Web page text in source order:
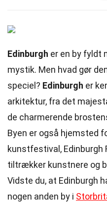
Edinburgh er en by fyldt
mystik. Men hvad gør
speciel? Edinburgh er
arkitektur, fra det
de charmerende
Byen er også hjemsted
kunstfestival, Edinburgh
tiltrækker kunstnere og
Vidste du, at Edinburgh
nogen anden by i